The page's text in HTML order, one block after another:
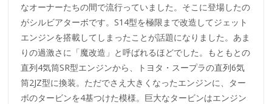
なオーナーたちの間で流行っていました。そこに登場したの
がシルビアターボです。S14型を極限まで改造してジェット
エンジンを搭載してしまったことが話題になりました。あま
りの過激さに「魔改造」と呼ばれるほどでした。もともとの
直列4気筒SR型エンジンから、トヨタ・スープラの直列6気
筒2JZ型に換装。ただでさえ大きくなったエンジンに、ター
ボのタービンを4基つけた模様。巨大なタービンはエンジン